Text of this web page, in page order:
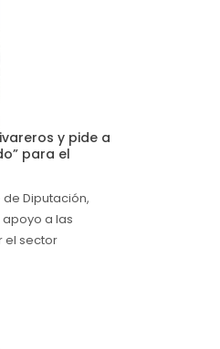
y pide a
para el
Diputación,
apoyo a las
el sector